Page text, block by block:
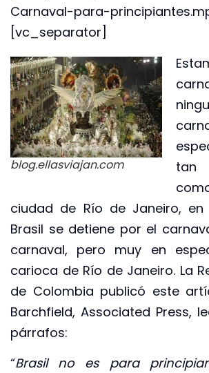
Carnaval-para-
[vc_separator]
blog.ellasviajan.com
tan
ciudad de Río de Janeiro,
Brasil se detiene por el
carnaval, pero muy en
carioca de Río de Janeiro. La
de Colombia publicó este
Barchfield, Associated Press,
párrafos:
“Brasil no es para